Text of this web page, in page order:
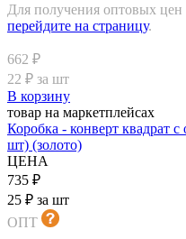
Для получения оптовых цен
перейдите на страницу.
662 ₽
22 ₽ за шт
В корзину
товар на маркетплейсах
Коробка - конверт
шт) (золото)
ЦЕНА
735 ₽
25 ₽ за шт
ОПТ